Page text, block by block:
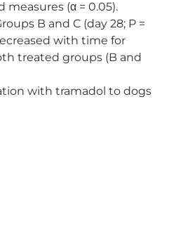
(α = 0.05).
B and C (day 28; P =
with time for
treated groups (B and
with tramadol to dogs